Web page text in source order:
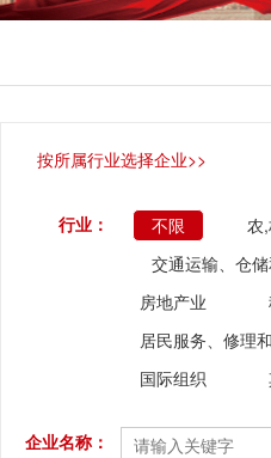
按所属行业选择企业>>
行业： 不限 农
交通运输、仓
房地产业
居民服务、修理
国际组织
企业名称：